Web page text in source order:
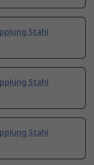
Stahl
Stahl
Stahl